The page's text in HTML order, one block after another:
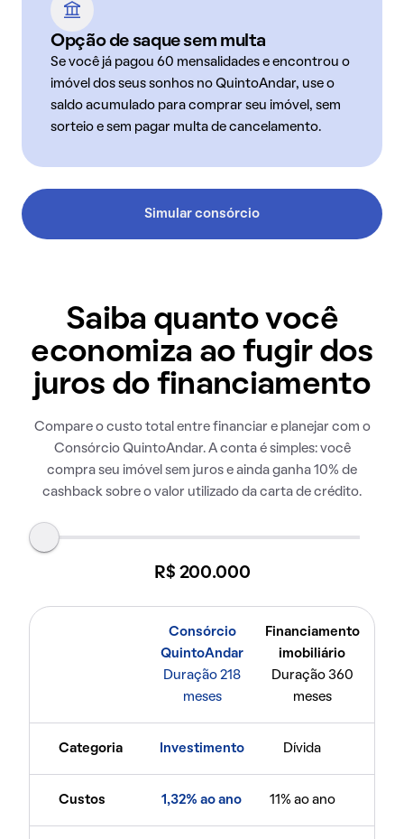
Opção de saque sem multa
Se você já pagou 60 mensalidades e encontrou o
imóvel dos seus sonhos no QuintoAndar, use o
saldo acumulado para comprar seu imóvel, sem
sorteio e sem pagar multa de cancelamento.
Simular consórcio
Saiba quanto você
economiza ao fugir dos
juros do financiamento
Compare o custo total entre financiar e planejar com o
Consórcio QuintoAndar. A conta é simples: você
compra seu imóvel sem juros e ainda ganha 10% de
cashback sobre o valor utilizado da carta de crédito.
R$ 200.000
Consórcio
QuintoAndar
Duração 218
meses
Financiamento
imobiliário
Duração 360
meses
Categoria Investimento Dívida
Custos 1,32% ao ano 11% ao ano